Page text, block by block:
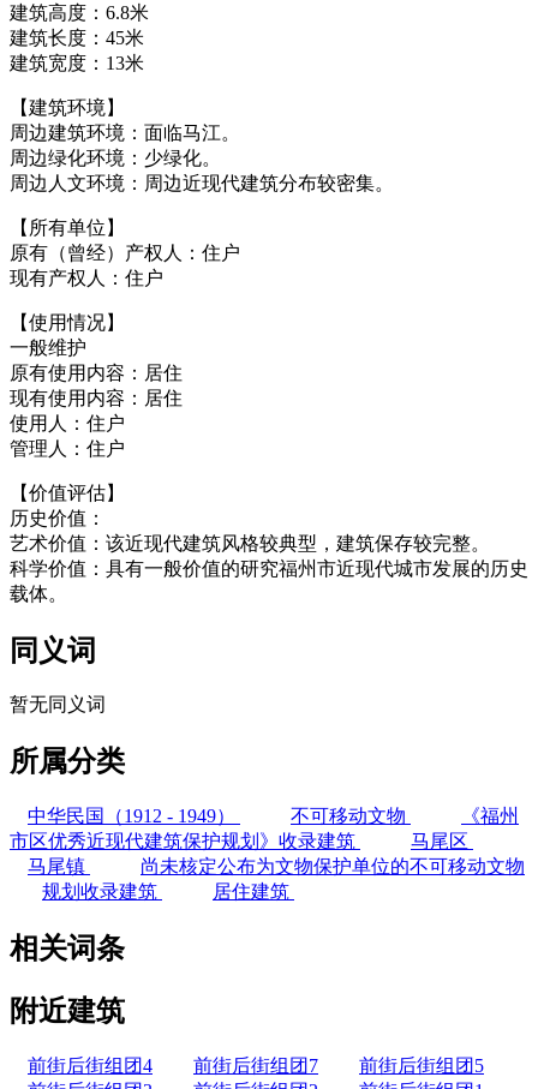
建筑高度：6.8米
建筑长度：45米
建筑宽度：13米
【建筑环境】
周边建筑环境：面临马江。
周边绿化环境：少绿化。
周边人文环境：周边近现代建筑分布较密集。
【所有单位】
原有（曾经）产权人：住户
现有产权人：住户
【使用情况】
一般维护
原有使用内容：居住
现有使用内容：居住
使用人：住户
管理人：住户
【价值评估】
历史价值：
艺术价值：该近现代建筑风格较典型，建筑保存较完整。
科学价值：具有一般价值的研究福州市近现代城市发展的历史
载体。
同义词
暂无同义词
所属分类
中华民国（1912 - 1949） 不可移动文物
《福州
市区优秀近现代建筑保护规划》收录建筑
马尾区
马尾镇
尚未核定公布为文物保护单位的不可移动文物
规划收录建筑
居住建筑
相关词条
附近建筑
前街后街组团4 前街后街组团7
前街后街组团5